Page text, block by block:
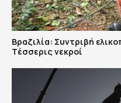
Βραζιλία: Συντριβή
Tέσσερις νεκροί